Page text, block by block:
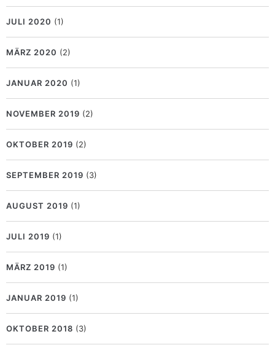
JULI 2020 (1)
MÄRZ 2020 (2)
JANUAR 2020 (1)
NOVEMBER 2019 (2)
OKTOBER 2019 (2)
SEPTEMBER 2019 (3)
AUGUST 2019 (1)
JULI 2019 (1)
MÄRZ 2019 (1)
JANUAR 2019 (1)
OKTOBER 2018 (3)